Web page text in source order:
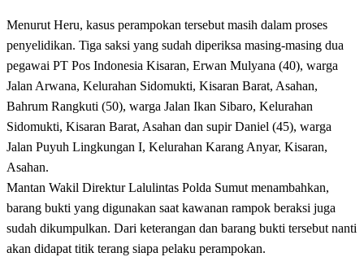
Menurut Heru, kasus perampokan tersebut masih dalam proses
penyelidikan. Tiga saksi yang sudah diperiksa masing-masing dua
pegawai PT Pos Indonesia Kisaran, Erwan Mulyana (40), warga
Jalan Arwana, Kelurahan Sidomukti, Kisaran Barat, Asahan,
Bahrum Rangkuti (50), warga Jalan Ikan Sibaro, Kelurahan
Sidomukti, Kisaran Barat, Asahan dan supir Daniel (45), warga
Jalan Puyuh Lingkungan I, Kelurahan Karang Anyar, Kisaran,
Asahan.
Mantan Wakil Direktur Lalulintas Polda Sumut menambahkan,
barang bukti yang digunakan saat kawanan rampok beraksi juga
sudah dikumpulkan. Dari keterangan dan barang bukti tersebut nanti
akan didapat titik terang siapa pelaku perampokan.